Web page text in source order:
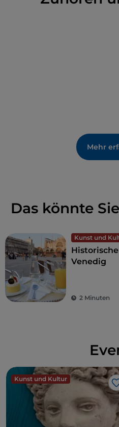
Macht der Lagunenstadt.
Mehr
Das könnte
Kunst und
Venedig
2 Minuten
Kunst und Kultur